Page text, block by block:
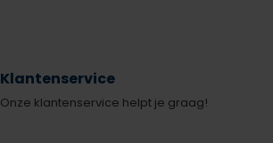
Klantenservice
Onze klantenservice helpt je graag!